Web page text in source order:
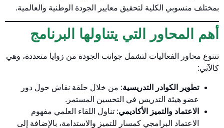
بمختلف منسوبي الكلية لتحقيق معايير الجودة الوطنية والعالمية.
أهم المحاور التي يتناولها البرنامج
تتنوع محاور الفعاليات لتشمل جوانب الجودة من زوايا متعددة، وهي
كالآتي:
تطوير الكوادر التدريسية: من خلال حلقة نقاش حول دور
عضو هيئة التدريس في التحسين المستمر.
الاعتماد والتميز الأكاديمي: تناول اللقاء العلمي مفهوم
الاعتماد البرامجي كمسار للتميز والاستدامة، بالإضافة إلى